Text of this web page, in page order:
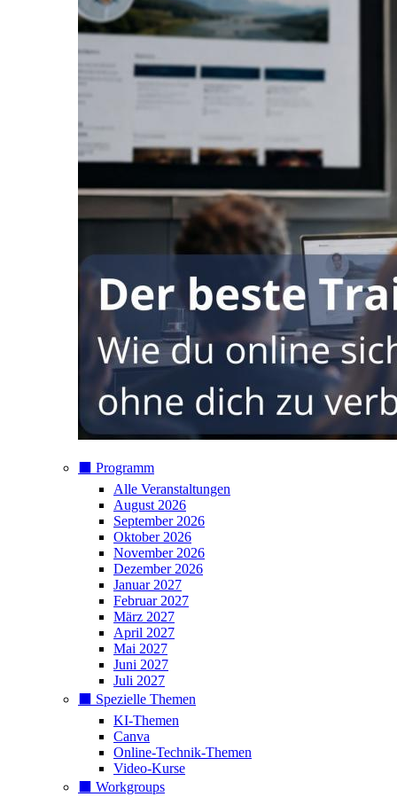
⬛️ Programm
Alle Veranstaltungen
August 2026
September 2026
Oktober 2026
November 2026
Dezember 2026
Januar 2027
Februar 2027
März 2027
April 2027
Mai 2027
Juni 2027
Juli 2027
⬛️ Spezielle Themen
KI-Themen
Canva
Online-Technik-Themen
Video-Kurse
⬛️ Workgroups